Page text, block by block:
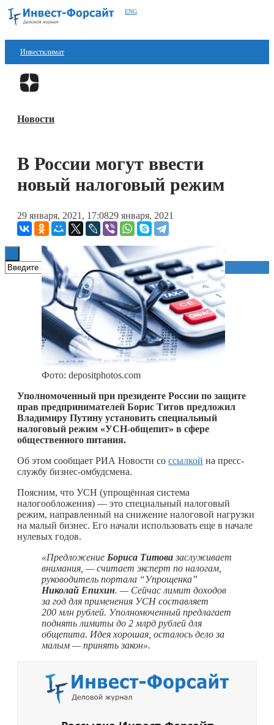
ENG
Инвестклимат
Финансы
Блокчейн
Книги
Новости
В России могут ввести
новый налоговый режим
29 января, 2021, 17:0829 января, 2021
Фото: depositphotos.com
Уполномоченный при президенте России по защите
прав предпринимателей Борис Титов предложил
Владимиру Путину установить специальный
налоговый режим «УСН-общепит» в сфере
общественного питания.
Об этом сообщает РИА Новости со ссылкой на пресс-
службу бизнес-омбудсмена.
Поясним, что УСН (упрощённая система
налогообложения) — это специальный налоговый
режим, направленный на снижение налоговой нагрузки
на малый бизнес. Его начали использовать еще в начале
нулевых годов.
«Предложение Бориса Титова заслуживает
внимания, — считает эксперт по налогам,
руководитель портала “Упрощенка”
Николай Епихин. — Сейчас лимит доходов
за год для применения УСН составляет
200 млн рублей. Уполномоченный предлагает
поднять лимиты до 2 млрд рублей для
общепита. Идея хорошая, осталось дело за
малым — принять закон».